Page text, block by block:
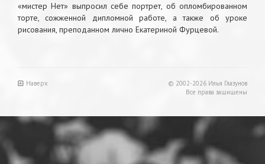
«мистер Нет» выпросил себе портрет, об опломбированном
торте, сожженной дипломной работе, а также об уроке
рисования, преподанном лично Екатериной Фурцевой.
Наверх
© 2002-2026 Илья Глазунов
Все права защищены